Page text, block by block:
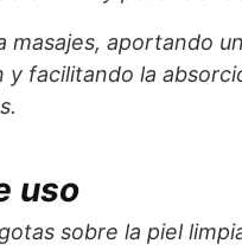
masajes, aportando
y facilitando la
uso
sobre la piel